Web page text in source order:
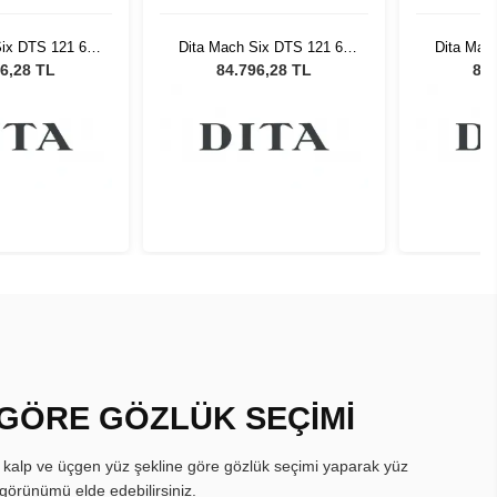
DTS 121 62
Gözlüğü
TL
Dita Mach Six DTS 121 62
Erkek Güneş Gözlüğü
84.796,28 TL
Dita
Erkek
GÖZLÜK SEÇİMİ
ve üçgen yüz şekline göre gözlük seçimi yaparak yüz
elde edebilirsiniz.